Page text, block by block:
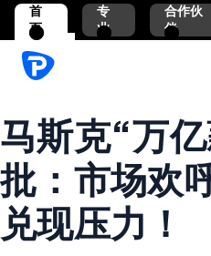
首
页
专
业
合作伙
伴
马斯克“万
批：市场欢
兑现压力！